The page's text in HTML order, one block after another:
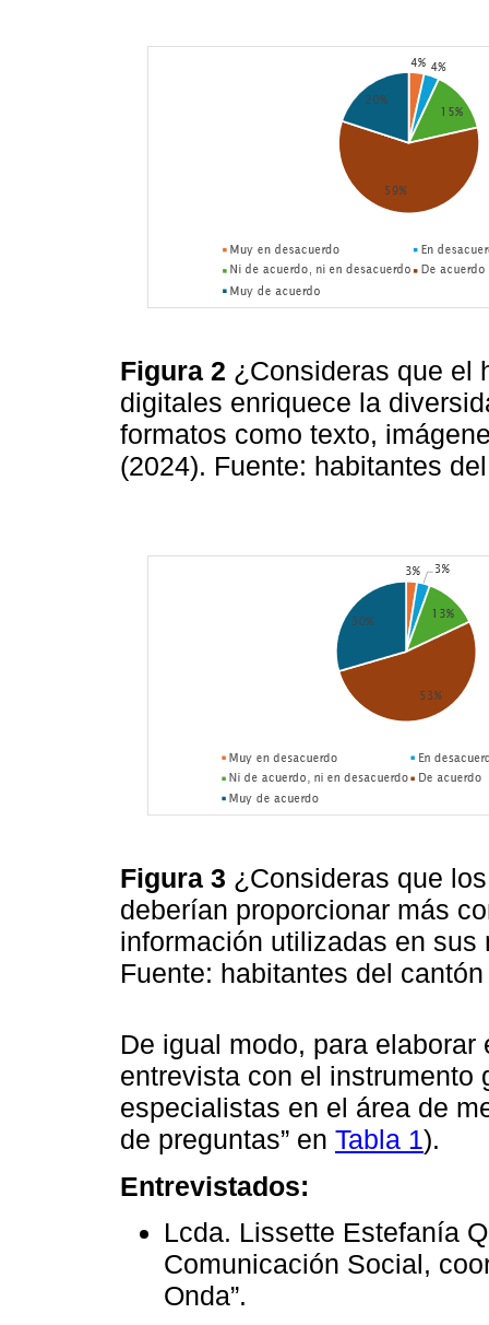
Figura 2 ¿Consideras que el
digitales enriquece la
formatos como texto,
(2024). Fuente: habitantes
Figura 3 ¿Consideras que
deberían proporcionar más
información utilizadas en
Fuente: habitantes del
De igual modo, para
entrevista con el instrumento
especialistas en el área de
de preguntas” en Tabla 1).
Entrevistados:
Lcda. Lissette Estefanía
Comunicación Social,
Onda”.